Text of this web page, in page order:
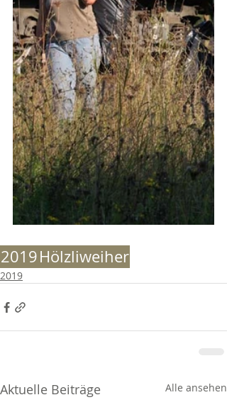
2019Hölzliweiher
2019
Aktuelle Beiträge Alle ansehen